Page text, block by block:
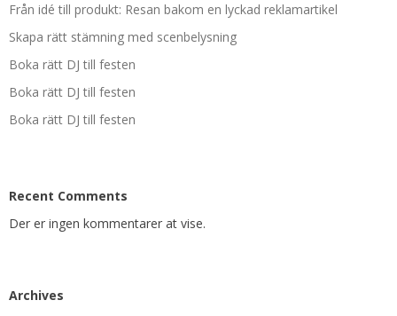
Från idé till produkt: Resan bakom en lyckad reklamartikel
Skapa rätt stämning med scenbelysning
Boka rätt DJ till festen
Boka rätt DJ till festen
Boka rätt DJ till festen
Recent Comments
Der er ingen kommentarer at vise.
Archives